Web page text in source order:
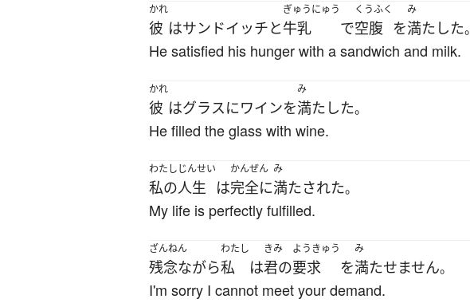
かれ
彼 はサンドイッチと
ぎゅうにゅう
牛乳 で
くうふく
空腹 を
み
満たした。
He satisfied his hunger with a sandwich and milk.
かれ
彼 はグラスにワインを
み
満たした。
He filled the glass with wine.
わたし
私の
じんせい
人生 は
かんぜん
完全に
み
満たされた。
My life is perfectly fulfilled.
ざんねん
残念ながら
わたし
私 は
きみ
君の
ようきゅう
要求 を
み
満たせません。
I'm sorry I cannot meet your demand.